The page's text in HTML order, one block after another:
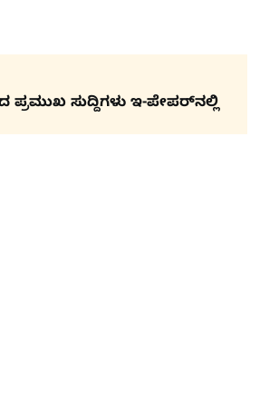
ಸುದ್ದಿಗಳು ಇ-ಪೇಪರ್​​​​ನಲ್ಲಿ